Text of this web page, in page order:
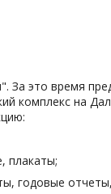
За это время
комплекс на
плакаты;
годовые